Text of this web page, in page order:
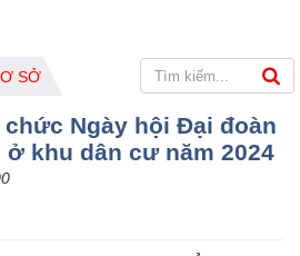
SỞ
chức Ngày hội Đại đoàn
khu dân cư năm 2024